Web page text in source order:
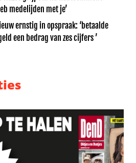
medelijden met je’
ernstig in opspraak: ‘betaalde
een bedrag van zes cijfers ’